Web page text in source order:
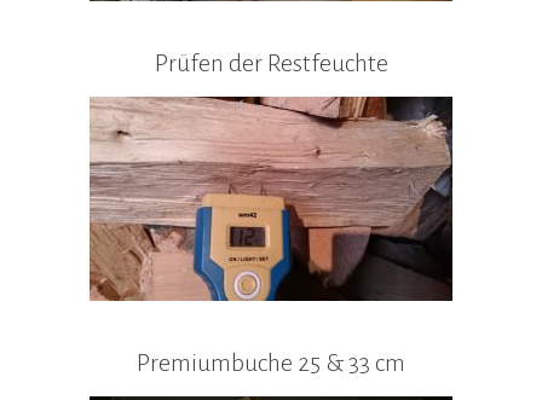
Prüfen der Restfeuchte
Premiumbuche 25 & 33 cm